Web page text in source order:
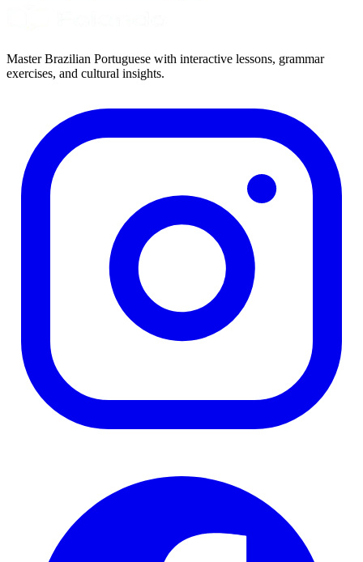
Master Brazilian Portuguese with interactive lessons, grammar
exercises, and cultural insights.